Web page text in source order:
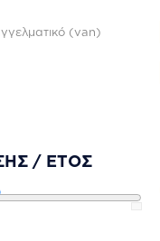
(van)
/ EΤΟΣ